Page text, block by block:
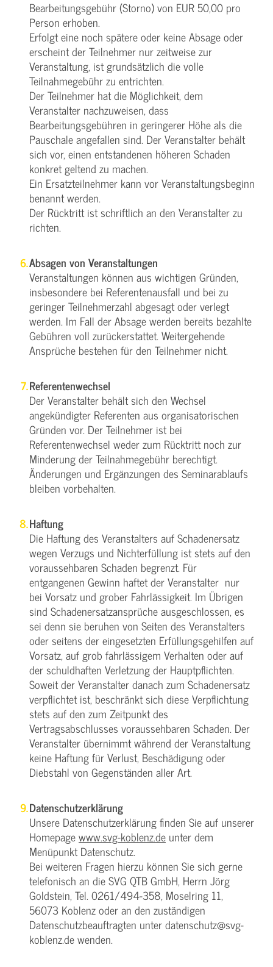
Bearbeitungsgebühr (Storno) von EUR 50,00 pro
Person erhoben.
Erfolgt eine noch spätere oder keine Absage oder
erscheint der Teilnehmer nur zeitweise zur
Veranstaltung, ist grundsätzlich die volle
Teilnahmegebühr zu entrichten.
Der Teilnehmer hat die Möglichkeit, dem
Veranstalter nachzuweisen, dass
Bearbeitungsgebühren in geringerer Höhe als die
Pauschale angefallen sind. Der Veranstalter behält
sich vor, einen entstandenen höheren Schaden
konkret geltend zu machen.
Ein Ersatzteilnehmer kann vor Veranstaltungsbeginn
benannt werden.
Der Rücktritt ist schriftlich an den Veranstalter zu
richten.
Absagen von Veranstaltungen
Veranstaltungen können aus wichtigen Gründen,
insbesondere bei Referentenausfall und bei zu
geringer Teilnehmerzahl abgesagt oder verlegt
werden. Im Fall der Absage werden bereits bezahlte
Gebühren voll zurückerstattet. Weitergehende
Ansprüche bestehen für den Teilnehmer nicht.
Referentenwechsel
Der Veranstalter behält sich den Wechsel
angekündigter Referenten aus organisatorischen
Gründen vor. Der Teilnehmer ist bei
Referentenwechsel weder zum Rücktritt noch zur
Minderung der Teilnahmegebühr berechtigt.
Änderungen und Ergänzungen des Seminarablaufs
bleiben vorbehalten.
Haftung
Die Haftung des Veranstalters auf Schadenersatz
wegen Verzugs und Nichterfüllung ist stets auf den
voraussehbaren Schaden begrenzt. Für
entgangenen Gewinn haftet der Veranstalter nur
bei Vorsatz und grober Fahrlässigkeit. Im Übrigen
sind Schadenersatzansprüche ausgeschlossen, es
sei denn sie beruhen von Seiten des Veranstalters
oder seitens der eingesetzten Erfüllungsgehilfen auf
Vorsatz, auf grob fahrlässigem Verhalten oder auf
der schuldhaften Verletzung der Hauptpflichten.
Soweit der Veranstalter danach zum Schadenersatz
verpflichtet ist, beschränkt sich diese Verpflichtung
stets auf den zum Zeitpunkt des
Vertragsabschlusses voraussehbaren Schaden. Der
Veranstalter übernimmt während der Veranstaltung
keine Haftung für Verlust, Beschädigung oder
Diebstahl von Gegenständen aller Art.
Datenschutzerklärung
Unsere Datenschutzerklärung finden Sie auf unserer
Homepagewww.svg-koblenz.de unter dem
Menüpunkt Datenschutz.
Bei weiteren Fragen hierzu können Sie sich gerne
telefonisch an die SVG QTB GmbH, Herrn Jörg
Goldstein, Tel. 0261/494-358, Moselring 11,
56073 Koblenz oder an den zuständigen
Datenschutzbeauftragten unter datenschutz@svg-
koblenz.de wenden.